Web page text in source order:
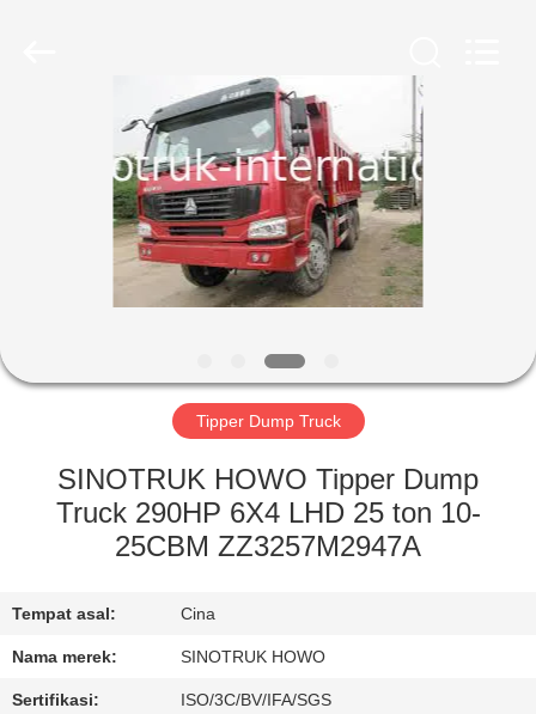
RUMAH
PRODUK
TENTANG
TUR
KONTROL
KUALITAS
HUBUNGI
KAMI
Tipper Dump Truck
SINOTRUK HOWO Tipper Dump
Truck 290HP 6X4 LHD 25 ton 10-
25CBM ZZ3257M2947A
Tempat asal: Cina
Nama merek: SINOTRUK HOWO
Sertifikasi: ISO/3C/BV/IFA/SGS